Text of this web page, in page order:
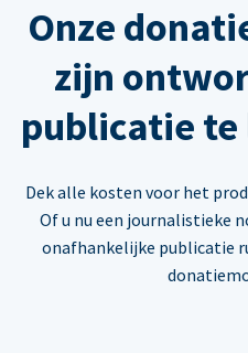
Onze
zijn
publicatie
Dek alle kosten voor het
Of u nu een journalistieke
onafhankelijke publicatie